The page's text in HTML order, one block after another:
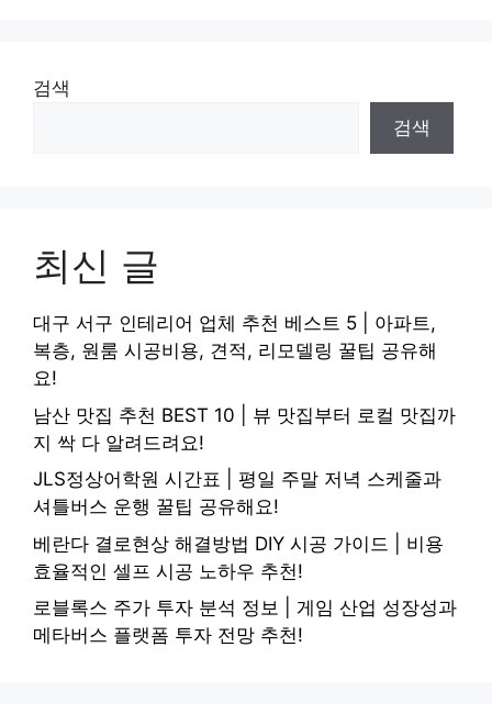
검색
검색
최신 글
대구 서구 인테리어 업체 추천 베스트 5 | 아파트,
복층, 원룸 시공비용, 견적, 리모델링 꿀팁 공유해
요!
남산 맛집 추천 BEST 10 | 뷰 맛집부터 로컬 맛집까
지 싹 다 알려드려요!
JLS정상어학원 시간표 | 평일 주말 저녁 스케줄과
셔틀버스 운행 꿀팁 공유해요!
베란다 결로현상 해결방법 DIY 시공 가이드 | 비용
효율적인 셀프 시공 노하우 추천!
로블록스 주가 투자 분석 정보 | 게임 산업 성장성과
메타버스 플랫폼 투자 전망 추천!